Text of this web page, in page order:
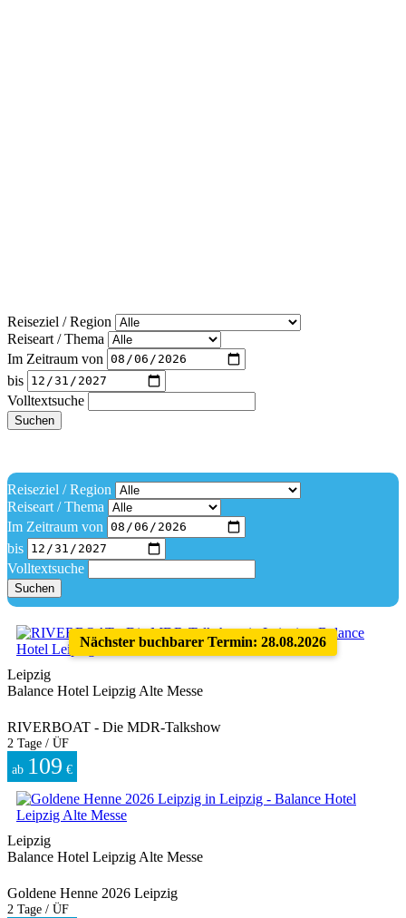
Reiseziel / Region
Reiseart / Thema
Im Zeitraum von
bis
Volltextsuche
Suchen
Reiseziel / Region
Reiseart / Thema
Im Zeitraum von
bis
Volltextsuche
Suchen
Nächster buchbarer Termin: 28.08.2026
Leipzig
Balance Hotel Leipzig Alte Messe
RIVERBOAT - Die MDR-Talkshow
2 Tage / ÜF
ab 109 €
Leipzig
Balance Hotel Leipzig Alte Messe
Goldene Henne 2026 Leipzig
2 Tage / ÜF